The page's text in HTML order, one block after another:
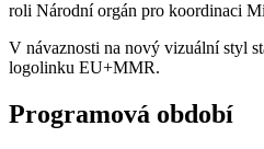
roli Národní orgán pro koordinaci
V návaznosti na nový vizuální styl
logolinku EU+MMR.
Programová období